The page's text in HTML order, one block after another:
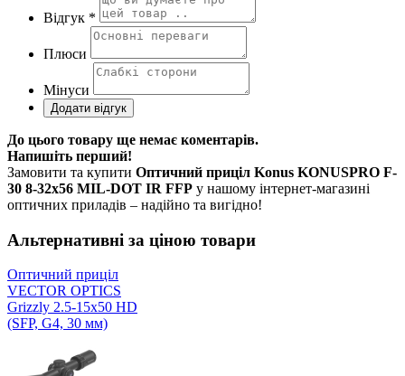
Відгук *
Плюси
Мінуси
До цього товару ще немає коментарів.
Напишіть перший!
Замовити та купити Оптичний приціл Konus KONUSPRO F-
30 8-32x56 MIL-DOT IR FFP у нашому інтернет-магазині
оптичних приладів – надійно та вигідно!
Альтернативні за ціною товари
Оптичний приціл
VECTOR OPTICS
Grizzly 2.5-15x50 HD
(SFP, G4, 30 мм)